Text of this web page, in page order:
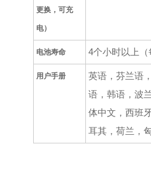
更换，可充
电）
电池寿命 4个小时以上（
用户手册
英语，芬兰语
语，韩语，波
体中文，西班
耳其，荷兰，